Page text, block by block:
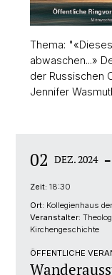
Thema:
abwaschen...»
der Russischen
Jennifer
02 DEZ. 2024 -
Zeit: 18:30
Ort: Kollegienhaus
Veranstalter:
Kirchengeschichte
ÖFFENTLICHE